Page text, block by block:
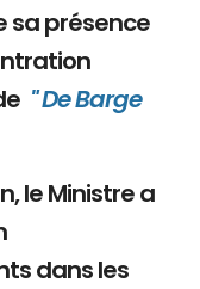
sa présence
" De Barge
le Ministre a
dans les